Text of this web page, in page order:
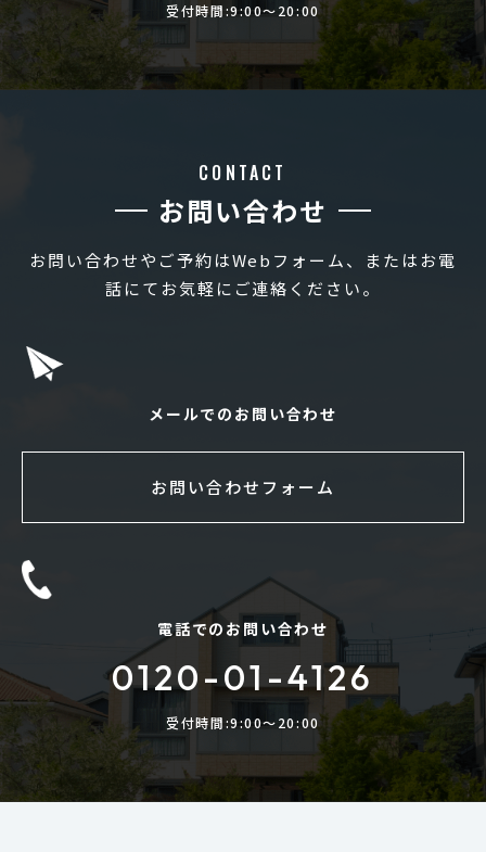
受付時間:9:00〜20:00
CONTACT
お問い合わせ
お問い合わせやご予約はWebフォーム、またはお電
話にてお気軽にご連絡ください。
メールでのお問い合わせ
お問い合わせフォーム
電話でのお問い合わせ
0120-01-4126
受付時間:9:00〜20:00